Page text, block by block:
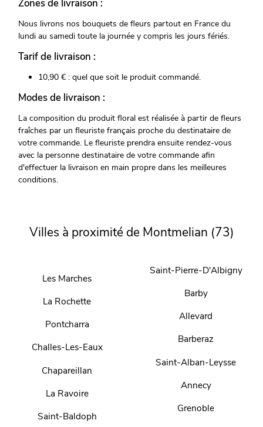
Zones de livraison :
Nous livrons nos bouquets de fleurs partout en France du
lundi au samedi toute la journée y compris les jours fériés.
Tarif de livraison :
10,90 € : quel que soit le produit commandé.
Modes de livraison :
La composition du produit floral est réalisée à partir de fleurs
fraîches par un fleuriste français proche du destinataire de
votre commande. Le fleuriste prendra ensuite rendez-vous
avec la personne destinataire de votre commande afin
d'effectuer la livraison en main propre dans les meilleures
conditions.
Villes à proximité de Montmelian (73)
Les Marches
La Rochette
Pontcharra
Challes-Les-Eaux
Chapareillan
La Ravoire
Saint-Baldoph
Saint-Pierre-D'Albigny
Barby
Allevard
Barberaz
Saint-Alban-Leysse
Annecy
Grenoble